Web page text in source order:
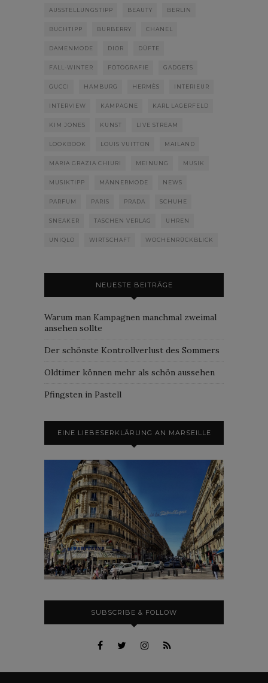
AUSSTELLUNGSTIPP BEAUTY BERLIN
BUCHTIPP BURBERRY CHANEL
DAMENMODE DIOR DÜFTE
FALL-WINTER FOTOGRAFIE GADGETS
GUCCI HAMBURG HERMÈS INTERIEUR
INTERVIEW KAMPAGNE KARL LAGERFELD
KIM JONES KUNST LIVE STREAM
LOOKBOOK LOUIS VUITTON MAILAND
MARIA GRAZIA CHIURI MEINUNG MUSIK
MUSIKTIPP MÄNNERMODE NEWS
PARFUM PARIS PRADA SCHUHE
SNEAKER TASCHEN VERLAG UHREN
UNIQLO WIRTSCHAFT WOCHENRÜCKBLICK
NEUESTE BEITRÄGE
Warum man Kampagnen manchmal zweimal
ansehen sollte
Der schönste Kontrollverlust des Sommers
Oldtimer können mehr als schön aussehen
Pfingsten in Pastell
EINE LIEBESERKLÄRUNG AN MARSEILLE
SUBSCRIBE & FOLLOW